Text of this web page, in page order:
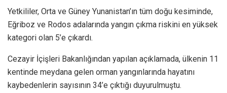
Yetkililer, Orta ve Güney Yunanistan’ın tüm doğu kesiminde,
Eğriboz ve Rodos adalarında yangın çıkma riskini en yüksek
kategori olan 5’e çıkardı.
Cezayir İçişleri Bakanlığından yapılan açıklamada, ülkenin 11
kentinde meydana gelen orman yangınlarında hayatını
kaybedenlerin sayısının 34’e çıktığı duyurulmuştu.